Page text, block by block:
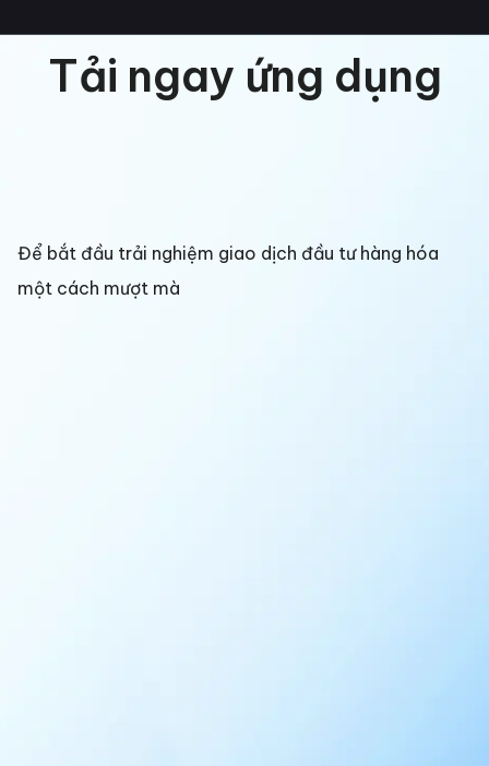
Tải ngay ứng dụng
Để bắt đầu trải nghiệm giao dịch đầu tư hàng hóa
một cách mượt mà